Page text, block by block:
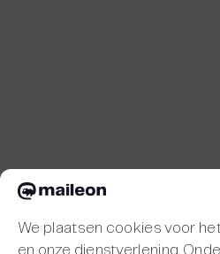
We plaatsen cookies voor
en onze dienstverlening.